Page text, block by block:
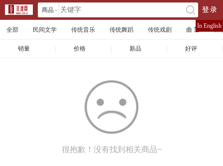
商品 󰄘 登录
全部 民间文学 传统音乐 传统舞蹈 传统戏剧 曲 艺 体
销量 价格 新品 好评
很抱歉！没有找到相关商品~
In English